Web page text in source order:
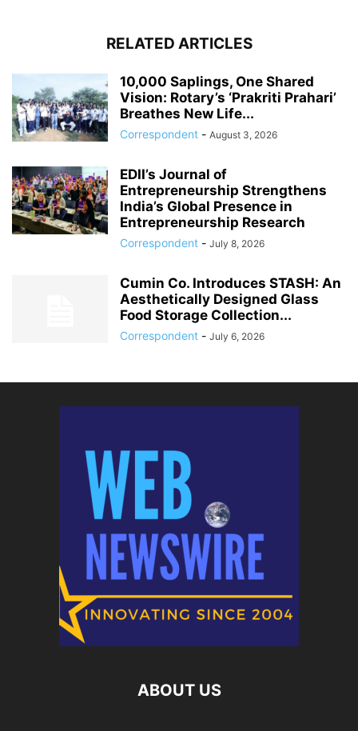
RELATED ARTICLES
10,000 Saplings, One Shared
Vision: Rotary’s ‘Prakriti Prahari’
Breathes New Life...
Correspondent - August 3, 2026
EDII’s Journal of
Entrepreneurship Strengthens
India’s Global Presence in
Entrepreneurship Research
Correspondent - July 8, 2026
Cumin Co. Introduces STASH: An
Aesthetically Designed Glass
Food Storage Collection...
Correspondent - July 6, 2026
ABOUT US